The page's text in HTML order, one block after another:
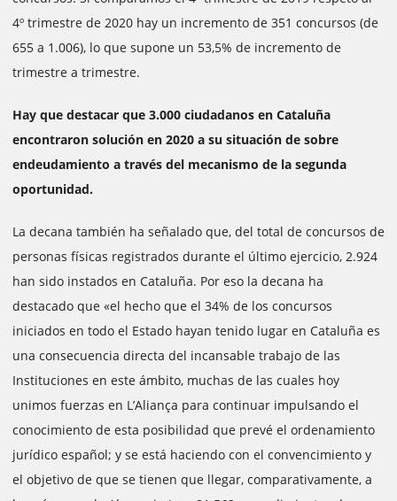
4º trimestre de 2020 hay un incremento de 351 concursos (de
655 a 1.006), lo que supone un 53,5% de incremento de
trimestre a trimestre.
Hay que destacar que 3.000 ciudadanos en Cataluña
encontraron solución en 2020 a su situación de sobre
endeudamiento a través del mecanismo de la segunda
oportunidad.
La decana también ha señalado que, del total de concursos de
personas físicas registrados durante el último ejercicio, 2.924
han sido instados en Cataluña. Por eso la decana ha
destacado que «el hecho que el 34% de los concursos
iniciados en todo el Estado hayan tenido lugar en Cataluña es
una consecuencia directa del incansable trabajo de las
Instituciones en este ámbito, muchas de las cuales hoy
unimos fuerzas en L’Aliança para continuar impulsando el
conocimiento de esta posibilidad que prevé el ordenamiento
jurídico español; y se está haciendo con el convencimiento y
el objetivo de que se tienen que llegar, comparativamente, a